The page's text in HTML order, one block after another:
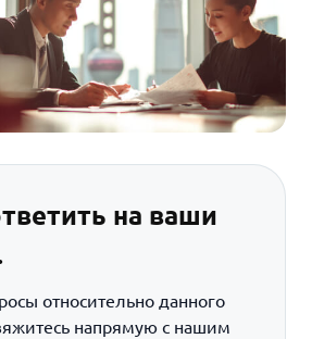
на ваши
относительно данного
напрямую с нашим